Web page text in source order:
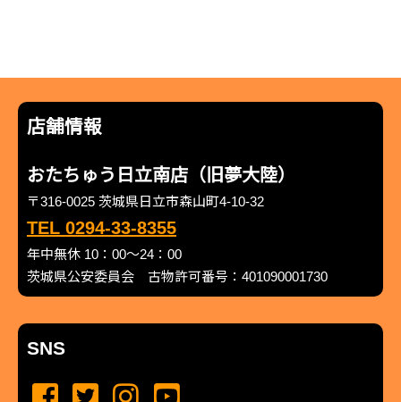
店舗情報
おたちゅう日立南店（旧夢大陸）
〒316-0025 茨城県日立市森山町4-10-32
TEL 0294-33-8355
年中無休 10：00～24：00
茨城県公安委員会 古物許可番号：401090001730
SNS